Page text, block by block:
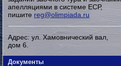
апелляциями в системе ЕСР,
пишите reg@olimpiada.ru
Адрес: ул. Хамовнический вал,
дом 6.
Документы